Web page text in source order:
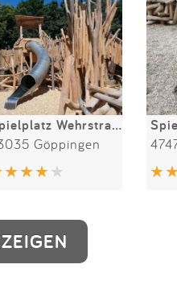
Spielplatz Wehrstraße
Göppingen